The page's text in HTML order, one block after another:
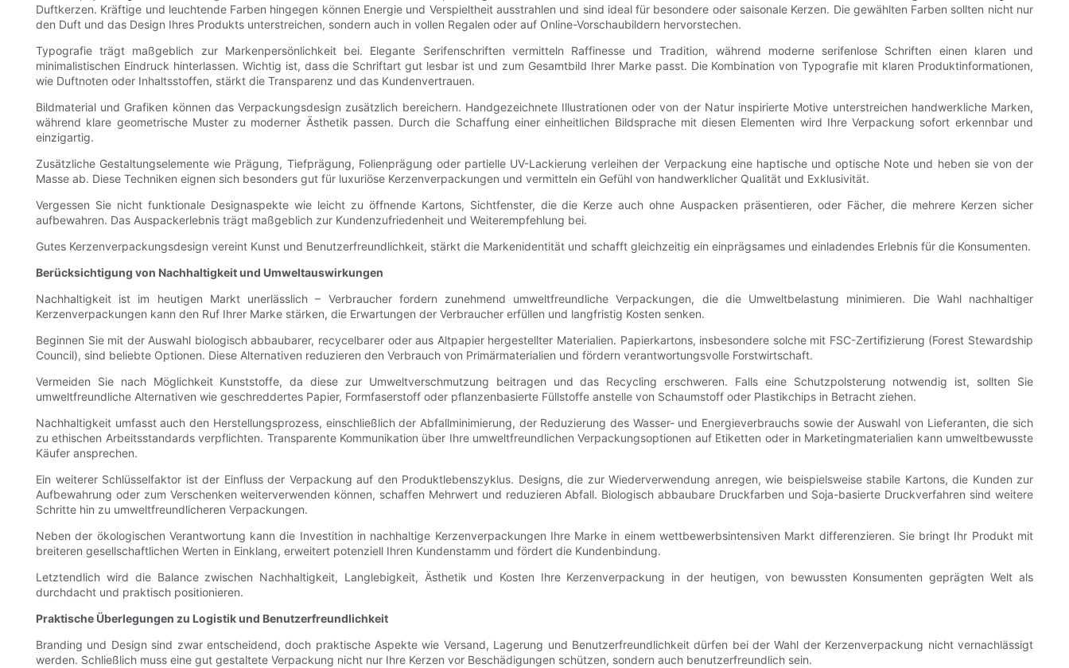
Duftkerzen. Kräftige und leuchtende Farben hingegen können Energie und Verspieltheit ausstrahlen und sind ideal für besondere oder saisonale Kerzen. Die gewählten Farben sollten nicht nur
den Duft und das Design Ihres Produkts unterstreichen, sondern auch in vollen Regalen oder auf Online-Vorschaubildern hervorstechen.
Typografie trägt maßgeblich zur Markenpersönlichkeit bei. Elegante Serifenschriften vermitteln Raffinesse und Tradition, während moderne serifenlose Schriften einen klaren und
minimalistischen Eindruck hinterlassen. Wichtig ist, dass die Schriftart gut lesbar ist und zum Gesamtbild Ihrer Marke passt. Die Kombination von Typografie mit klaren Produktinformationen,
wie Duftnoten oder Inhaltsstoffen, stärkt die Transparenz und das Kundenvertrauen.
Bildmaterial und Grafiken können das Verpackungsdesign zusätzlich bereichern. Handgezeichnete Illustrationen oder von der Natur inspirierte Motive unterstreichen handwerkliche Marken,
während klare geometrische Muster zu moderner Ästhetik passen. Durch die Schaffung einer einheitlichen Bildsprache mit diesen Elementen wird Ihre Verpackung sofort erkennbar und
einzigartig.
Zusätzliche Gestaltungselemente wie Prägung, Tiefprägung, Folienprägung oder partielle UV-Lackierung verleihen der Verpackung eine haptische und optische Note und heben sie von der
Masse ab. Diese Techniken eignen sich besonders gut für luxuriöse Kerzenverpackungen und vermitteln ein Gefühl von handwerklicher Qualität und Exklusivität.
Vergessen Sie nicht funktionale Designaspekte wie leicht zu öffnende Kartons, Sichtfenster, die die Kerze auch ohne Auspacken präsentieren, oder Fächer, die mehrere Kerzen sicher
aufbewahren. Das Auspackerlebnis trägt maßgeblich zur Kundenzufriedenheit und Weiterempfehlung bei.
Gutes Kerzenverpackungsdesign vereint Kunst und Benutzerfreundlichkeit, stärkt die Markenidentität und schafft gleichzeitig ein einprägsames und einladendes Erlebnis für die Konsumenten.
Berücksichtigung von Nachhaltigkeit und Umweltauswirkungen
Nachhaltigkeit ist im heutigen Markt unerlässlich – Verbraucher fordern zunehmend umweltfreundliche Verpackungen, die die Umweltbelastung minimieren. Die Wahl nachhaltiger
Kerzenverpackungen kann den Ruf Ihrer Marke stärken, die Erwartungen der Verbraucher erfüllen und langfristig Kosten senken.
Beginnen Sie mit der Auswahl biologisch abbaubarer, recycelbarer oder aus Altpapier hergestellter Materialien. Papierkartons, insbesondere solche mit FSC-Zertifizierung (Forest Stewardship
Council), sind beliebte Optionen. Diese Alternativen reduzieren den Verbrauch von Primärmaterialien und fördern verantwortungsvolle Forstwirtschaft.
Vermeiden Sie nach Möglichkeit Kunststoffe, da diese zur Umweltverschmutzung beitragen und das Recycling erschweren. Falls eine Schutzpolsterung notwendig ist, sollten Sie
umweltfreundliche Alternativen wie geschreddertes Papier, Formfaserstoff oder pflanzenbasierte Füllstoffe anstelle von Schaumstoff oder Plastikchips in Betracht ziehen.
Nachhaltigkeit umfasst auch den Herstellungsprozess, einschließlich der Abfallminimierung, der Reduzierung des Wasser- und Energieverbrauchs sowie der Auswahl von Lieferanten, die sich
zu ethischen Arbeitsstandards verpflichten. Transparente Kommunikation über Ihre umweltfreundlichen Verpackungsoptionen auf Etiketten oder in Marketingmaterialien kann umweltbewusste
Käufer ansprechen.
Ein weiterer Schlüsselfaktor ist der Einfluss der Verpackung auf den Produktlebenszyklus. Designs, die zur Wiederverwendung anregen, wie beispielsweise stabile Kartons, die Kunden zur
Aufbewahrung oder zum Verschenken weiterverwenden können, schaffen Mehrwert und reduzieren Abfall. Biologisch abbaubare Druckfarben und Soja-basierte Druckverfahren sind weitere
Schritte hin zu umweltfreundlicheren Verpackungen.
Neben der ökologischen Verantwortung kann die Investition in nachhaltige Kerzenverpackungen Ihre Marke in einem wettbewerbsintensiven Markt differenzieren. Sie bringt Ihr Produkt mit
breiteren gesellschaftlichen Werten in Einklang, erweitert potenziell Ihren Kundenstamm und fördert die Kundenbindung.
Letztendlich wird die Balance zwischen Nachhaltigkeit, Langlebigkeit, Ästhetik und Kosten Ihre Kerzenverpackung in der heutigen, von bewussten Konsumenten geprägten Welt als
durchdacht und praktisch positionieren.
Praktische Überlegungen zu Logistik und Benutzerfreundlichkeit
Branding und Design sind zwar entscheidend, doch praktische Aspekte wie Versand, Lagerung und Benutzerfreundlichkeit dürfen bei der Wahl der Kerzenverpackung nicht vernachlässigt
werden. Schließlich muss eine gut gestaltete Verpackung nicht nur Ihre Kerzen vor Beschädigungen schützen, sondern auch benutzerfreundlich sein.